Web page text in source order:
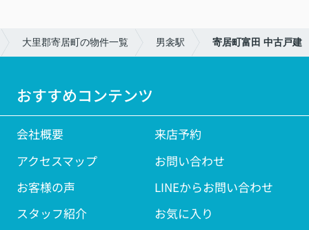
大里郡寄居町の物件一覧 男衾駅 寄居町富田 中古戸建
おすすめコンテンツ
会社概要
来店予約
アクセスマップ
お問い合わせ
お客様の声
LINEからお問い合わせ
スタッフ紹介
お気に入り